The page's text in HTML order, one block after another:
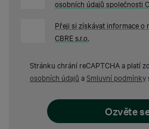
osobních údajů společnosti
Přeji si získávat informace o
CBRE s.r.o.
Stránku chrání reCAPTCHA a platí
osobních údajů aSmluvní podmínky